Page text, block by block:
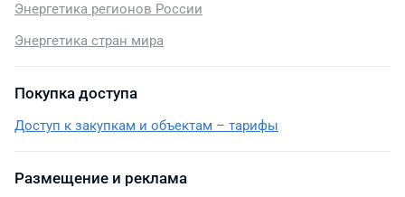
Энергетика регионов России
Энергетика стран мира
Покупка доступа
Доступ к закупкам и объектам – тарифы
Размещение и реклама